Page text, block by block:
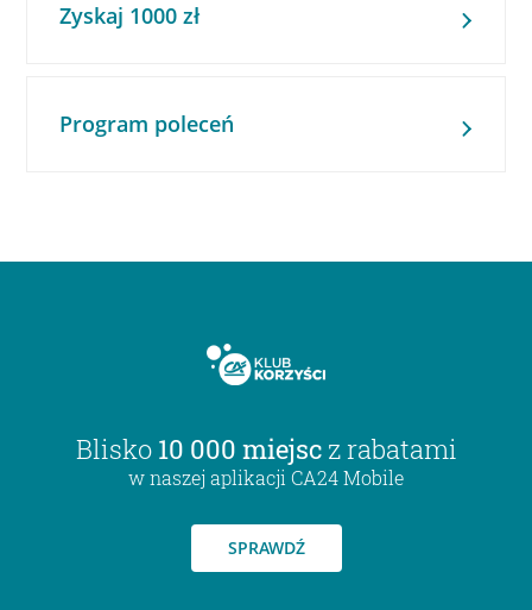
Zyskaj 1000 zł
Program poleceń
Blisko 10 000 miejsc z rabatami
w naszej aplikacji CA24 Mobile
SPRAWDŹ